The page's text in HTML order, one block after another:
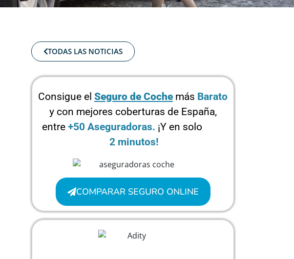
TODAS LAS NOTICIAS
Consigue el Seguro de Coche más Barato
y con mejores coberturas de España,
entre +50 Aseguradoras. ¡Y en solo
2 minutos!
COMPARAR SEGURO ONLINE